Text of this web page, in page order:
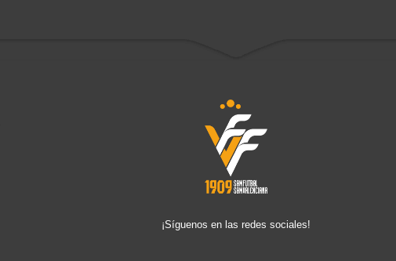
¡Síguenos en las redes sociales!